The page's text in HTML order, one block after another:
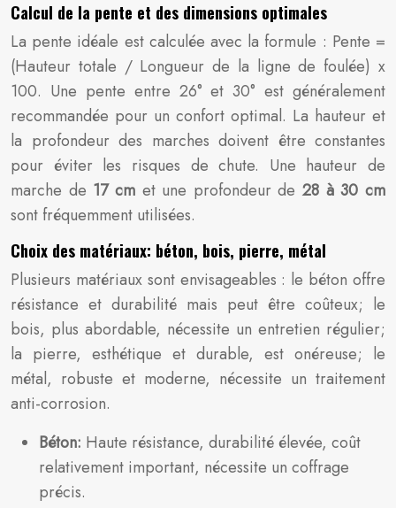
Calcul de la pente et des dimensions optimales
La pente idéale est calculée avec la formule : Pente =
(Hauteur totale / Longueur de la ligne de foulée) x
100. Une pente entre 26° et 30° est généralement
recommandée pour un confort optimal. La hauteur et
la profondeur des marches doivent être constantes
pour éviter les risques de chute. Une hauteur de
marche de 17 cm et une profondeur de28 à 30 cm
sont fréquemment utilisées.
Choix des matériaux: béton, bois, pierre, métal
Plusieurs matériaux sont envisageables : le béton offre
résistance et durabilité mais peut être coûteux; le
bois, plus abordable, nécessite un entretien régulier;
la pierre, esthétique et durable, est onéreuse; le
métal, robuste et moderne, nécessite un traitement
anti-corrosion.
Béton: Haute résistance, durabilité élevée, coût
relativement important, nécessite un coffrage
précis.